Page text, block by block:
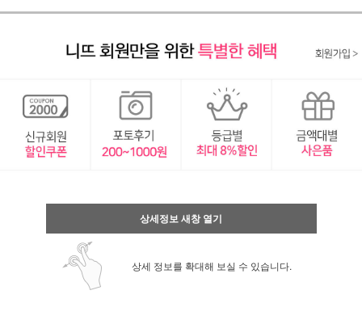
상세정보 새창 열기
상세 정보를 확대해 보실 수 있습니다.